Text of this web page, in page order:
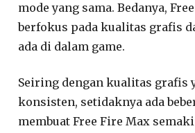
mode yang sama. Bedanya,
berfokus pada kualitas grafis
ada di dalam game.
Seiring dengan kualitas grafis
konsisten, setidaknya ada
membuat Free Fire Max